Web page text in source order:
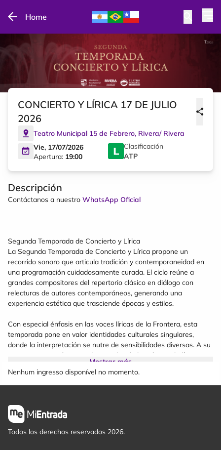
Home
CONCIERTO Y LÍRICA 17 DE JULIO
2026
Teatro Municipal 15 de Febrero, Rivera/ Rivera
Vie, 17/07/2026
Apertura: 19:00
Clasificación
ATP
Descripción
Contáctanos a nuestro WhatsApp Oficial
Segunda Temporada de Concierto y Lírica
La Segunda Temporada de Concierto y Lírica propone un
recorrido sonoro que articula tradición y contemporaneidad en
una programación cuidadosamente curada. El ciclo reúne a
grandes compositores del repertorio clásico en diálogo con
relecturas de autores contemporáneos, generando una
experiencia estética que trasciende épocas y estilos.
Con especial énfasis en las voces líricas de la Frontera, esta
temporada pone en valor identidades culturales singulares,
donde la interpretación se nutre de sensibilidades diversas. A su
vez, integra a intérpretes destacados de la música y la lírica
encuentro con el público.
potencia de la voz y la riqueza instrumental configuran un
paisaje sonoro de alta calidad, pensado tanto para públicos
especializados como para quienes deseen acercarse por primera
Mostrar más
Nenhum ingresso disponível no momento.
Todos los derechos reservados 2026.